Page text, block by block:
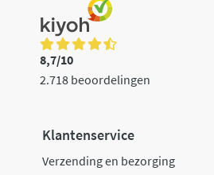
8,7/10
2.718 beoordelingen
Klantenservice
Verzending en bezorging